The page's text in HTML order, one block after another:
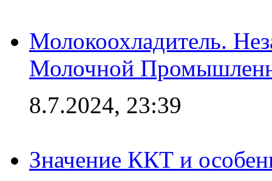
Молокоохладитель.
Молочной
8.7.2024, 23:39
Значение ККТ и